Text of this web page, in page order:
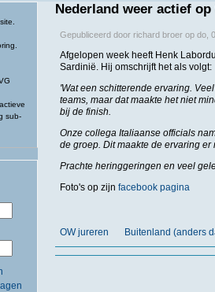
sub-
Nederland weer actief
Gepubliceerd door richard broerop do,
Afgelopen week heeft Henk
Sardinië. Hij omschrijft het als volgt:
'Wat een schitterende ervaring.
teams, maar dat maakte het niet
bij de finish.
Onze collega Italiaanse officials
de groep. Dit maakte de ervaring er
Prachte heringgeringen en veel
Foto's op zijn facebook pagina
OW jureren Buitenland (anders